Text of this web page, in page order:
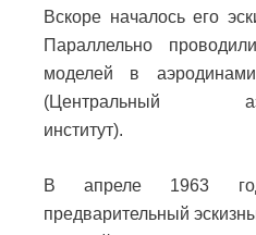
Вскоре началось его
Параллельно
моделей в
(Центральный
институт).
В апреле 1963
предварительный